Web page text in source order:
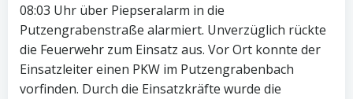
08:03 Uhr über Piepseralarm in die
Putzengrabenstraße alarmiert. Unverzüglich rückte
die Feuerwehr zum Einsatz aus. Vor Ort konnte der
Einsatzleiter einen PKW im Putzengrabenbach
vorfinden. Durch die Einsatzkräfte wurde die